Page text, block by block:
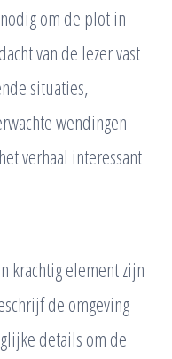
om de plot in
van de lezer vast
situaties,
wendingen
verhaal interessant
krachtig element zijn
de omgeving
details om de